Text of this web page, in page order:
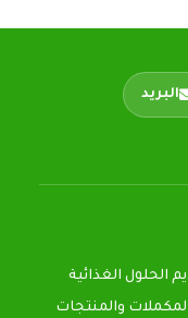
البريد
الحلول الغذائية
والمنتجات